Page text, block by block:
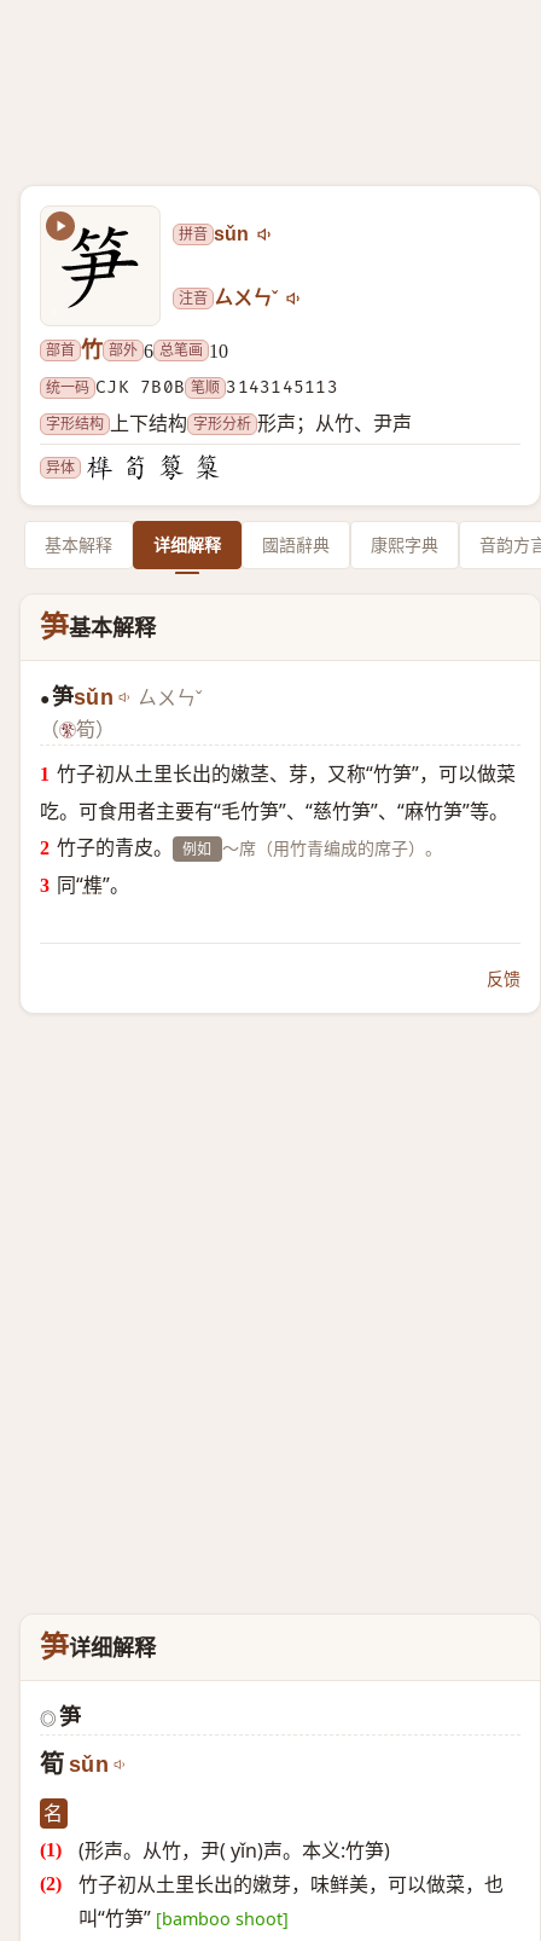
拼音 sǔn
注音 ㄙㄨㄣˇ
部首 竹 部外 6 总笔画 10
统一码 CJK 7B0B 笔顺 3143145113
字形结构
上下结构 字形分析 形声；从竹、尹声
异体
基本解释 详细解释 國語辭典 康熙字典 音韵方
笋基本解释
●笋sǔn ㄙㄨㄣˇ
（
筍）
竹子初从土里长出的嫩茎、芽，又称“竹笋”，可以做菜
吃。可食用者主要有“毛竹笋”、“慈竹笋”、“麻竹笋”等。
竹子的青皮。
例如 ～席（用竹青编成的席子）。
同“榫”。
反馈
笋详细解释
◎ 笋
筍 sǔn
名
(形声。从竹，尹( yǐn)声。本义:竹笋)
竹子初从土里长出的嫩芽，味鲜美，可以做菜，也
叫“竹笋” [bamboo shoot]